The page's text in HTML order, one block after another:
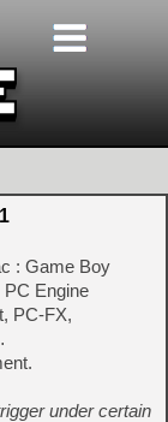
: Game Boy
Engine
PC-FX,
under certain